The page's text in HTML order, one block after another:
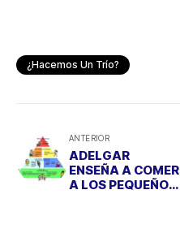
¿Hacemos Un Trío?
ANTERIOR
ADELGAR
ENSEÑA A COMER
A LOS PEQUEÑOS